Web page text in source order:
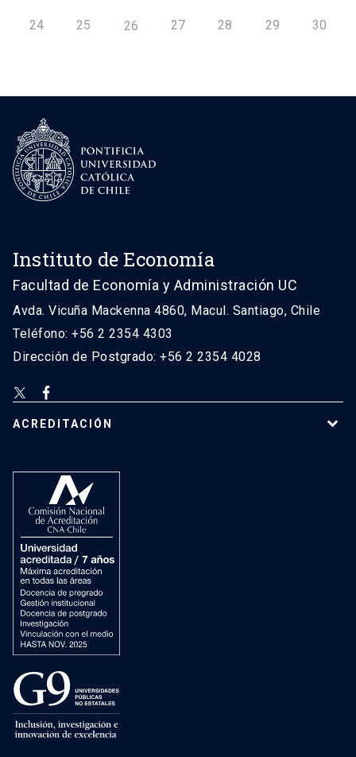
24 25 26 27 28 29 30
Instituto de Economía
Facultad de Economía y Administración UC
Avda. Vicuña Mackenna 4860, Macul. Santiago, Chile
Teléfono: +56 2 2354 4303
Dirección de Postgrado: +56 2 2354 4028
ACREDITACIÓN